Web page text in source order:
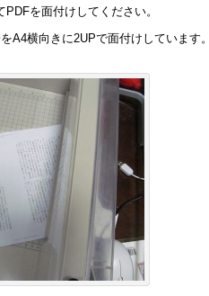
PDFを面付けしてください。
A4横向きに2UPで面付けしていま